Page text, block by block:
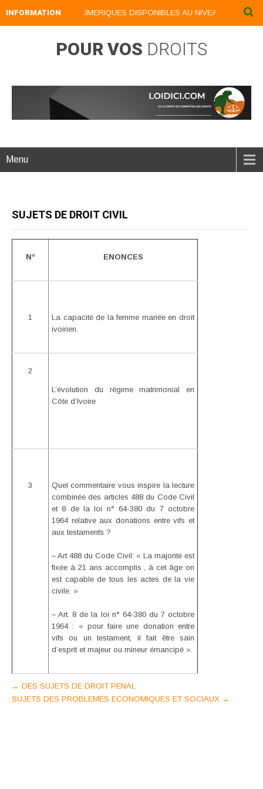
INFORMATION
NOS LIVRES NUMERIQUES DISPONIBLES AU NIVEAU DU MENU
POUR VOS DROITS
Menu
SUJETS DE DROIT CIVIL
N° ENONCES
1
La capacité de la femme mariée en droit
ivoirien.
2
L’évolution du régime matrimonial en
Côte d’Ivoire
3
Quel commentaire vous inspire la lecture
combinée des articles 488 du Code Civil
et 8 de la loi n° 64-380 du 7 octobre
1964 relative aux donations entre vifs et
aux testaments ?
– Art 488 du Code Civil: « La majorité est
fixée à 21 ans accomplis , à cet âge on
est capable de tous les actes de la vie
civile. »
– Art. 8 de la loi n° 64-380 du 7 octobre
1964 : « pour faire une donation entre
vifs ou un testament, il fait être sain
d’esprit et majeur ou mineur émancipé ».
Post
navigation
← DES SUJETS DE DROIT PENAL
SUJETS DES PROBLEMES ECONOMIQUES ET SOCIAUX →